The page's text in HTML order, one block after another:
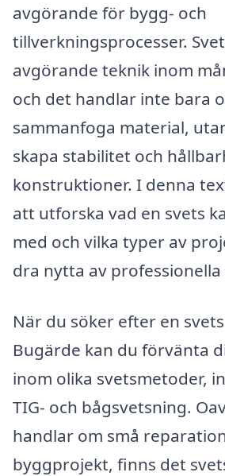
avgörande för bygg- och
tillverkningsprocesser.
avgörande teknik inom
och det handlar inte bara
sammanfoga material,
skapa stabilitet och
konstruktioner. I denna
att utforska vad en svets
med och vilka typer av
dra nytta av professionella
När du söker efter en
Bugärde kan du förvänta
inom olika svetsmetoder,
TIG- och bågsvetsning.
handlar om små
byggprojekt, finns det